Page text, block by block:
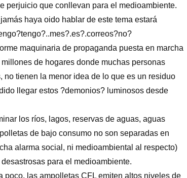
perjuicio que conllevan para el medioambiente.
haya oido hablar de este tema estará
maquinaria de propaganda puesta en marcha
de hogares donde muchas personas
tienen la menor idea de lo que es un residuo
llegar estos ?demonios? luminosos desde
los ríos, lagos, reservas de aguas, aguas
de bajo consumo no son separadas en
alarma social, ni medioambiental al respecto)
para el medioambiente.
poco, las ampolletas CFL emiten altos niveles de